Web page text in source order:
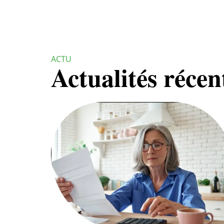
ACTU
Actualités